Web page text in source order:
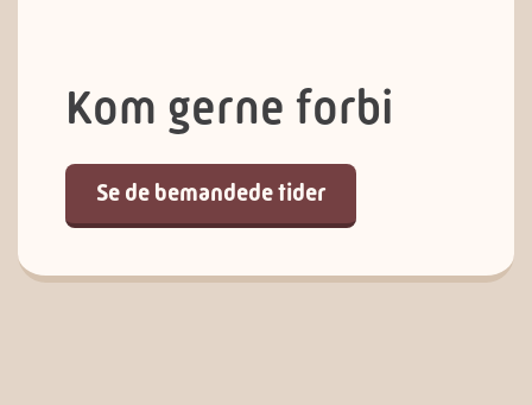
Kom gerne forbi
Se de bemandede tider